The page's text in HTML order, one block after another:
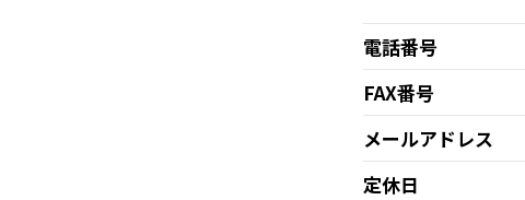
電話番号
FAX番号
メールアドレス
定休日